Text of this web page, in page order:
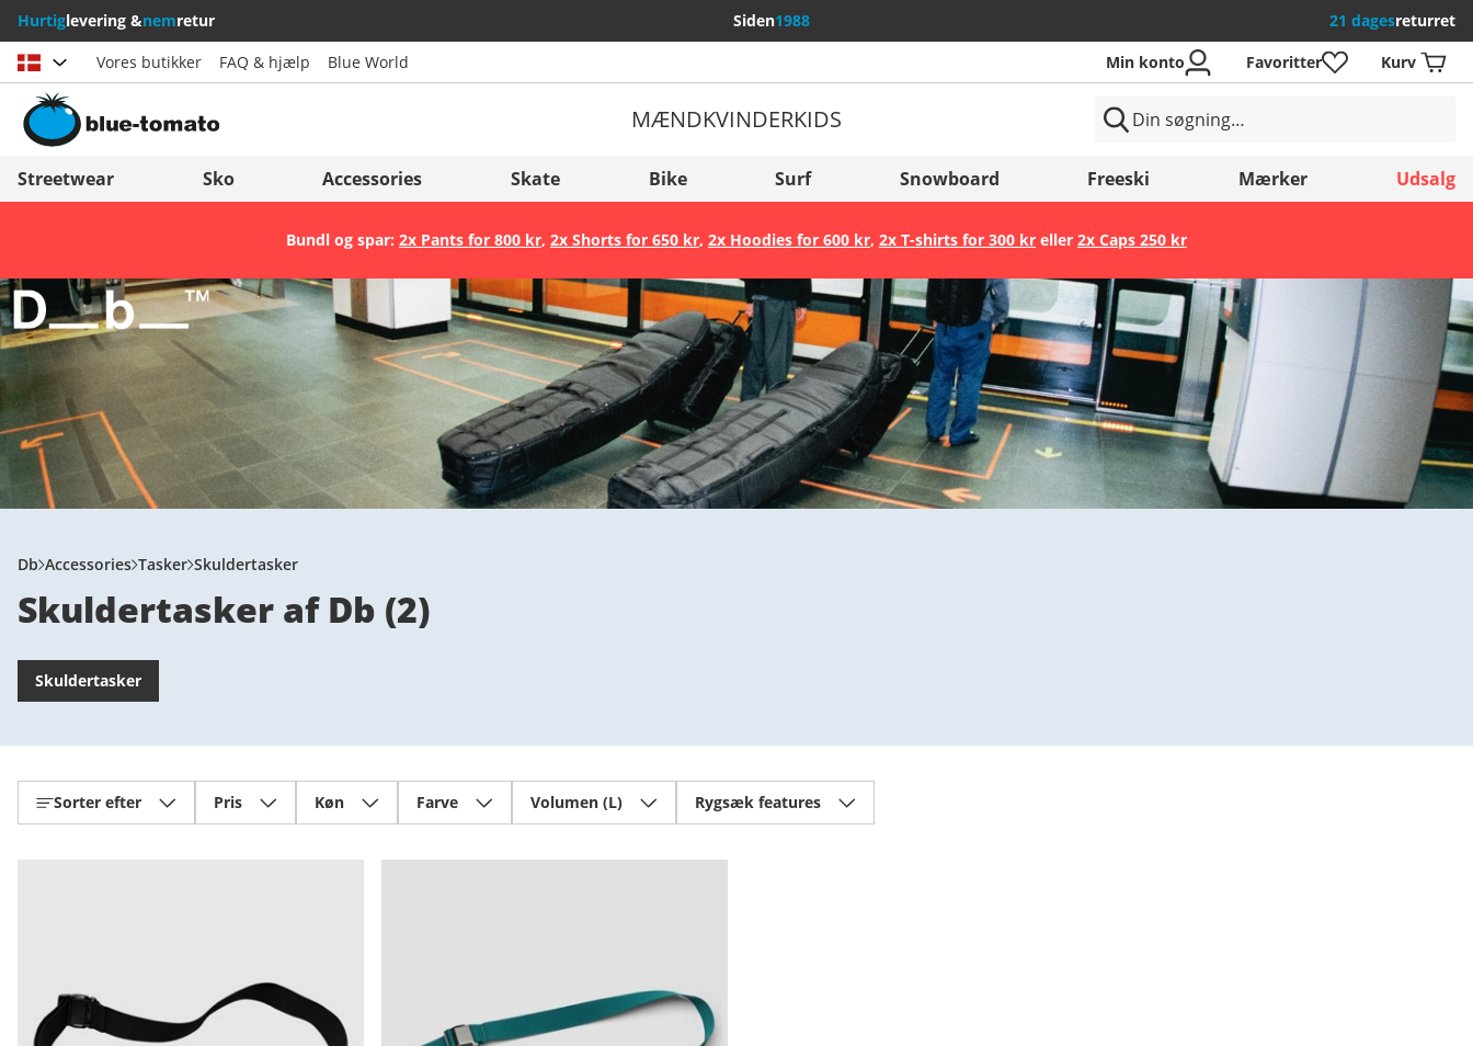
Hurtiglevering &nemretur Siden1988 21 dagesreturret
Vælg land
Österreich
Suisse (Français)
Svizzera (Italiano)
France
Italia (Italiano)
Italien (Deutsch)
España
Suomi
United Kingdom
Slovenija
België (Nederlands)
Belgique (Français)
Danmark
Norge
Gem
Vores butikker FAQ & hjælp Blue World Min konto Favoritter Kurv
MÆNDKVINDERKIDS
Streetwear Sko Accessories Skate Bike Surf Snowboard Freeski Mærker Udsalg
Bundl og spar: 2x Pants for 800 kr, 2x Shorts for 650 kr, 2x Hoodies for 600 kr, 2x T-shirts for 300 kreller 2x Caps 250 kr
Db Accessories Tasker Skuldertasker
Skuldertasker af Db (2)
Skuldertasker
Sorter efter Pris Køn Farve Volumen (L) Rygsæk features